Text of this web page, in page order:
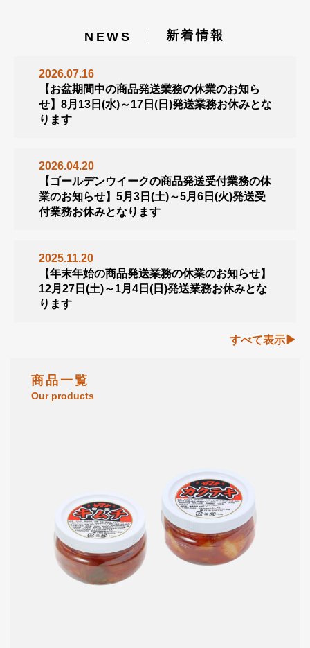
NEWS 新着情報
2026.07.16
【お盆期間中の商品発送業務の休業のお知ら
せ】8月13日(水)～17日(日)発送業務お休みとな
ります
2026.04.20
【ゴールデンウイークの商品発送受付業務の休
業のお知らせ】5月3日(土)～5月6日(火)発送受
付業務お休みとなります
2025.11.20
【年末年始の商品発送業務の休業のお知らせ】
12月27日(土)～1月4日(日)発送業務お休みとな
ります
すべて表示
商 品 一 覧
Our products